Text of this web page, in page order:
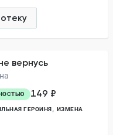
вернусь
149 ₽
ГЕРОИНЯ ИЗМЕНА